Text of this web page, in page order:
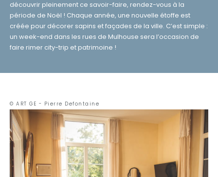
découvrir pleinement ce savoir-faire, rendez-vous à la
période de Noël ! Chaque année, une nouvelle étoffe est
créée pour décorer sapins et façades de la ville. C’est simple :
un week-end dans les rues de Mulhouse sera l’occasion de
faire rimer city-trip et patrimoine !
© ART GE - Pierre Defontaine